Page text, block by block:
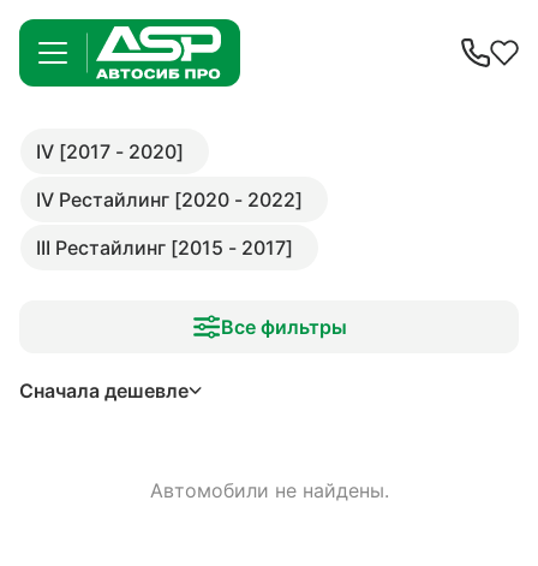
IV [2017 - 2020]
IV Рестайлинг [2020 - 2022]
III Рестайлинг [2015 - 2017]
Все фильтры
Сначала дешевле
Автомобили не найдены.